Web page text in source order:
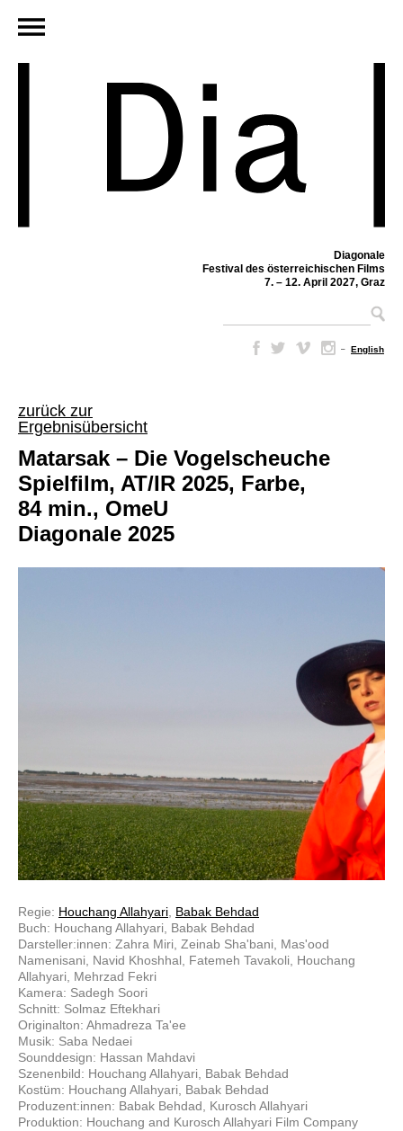
Diagonale
Festival des österreichischen Films
7. – 12. April 2027, Graz
– English
zurück zur
Ergebnisübersicht
Matarsak – Die Vogelscheuche
Spielfilm, AT/IR 2025, Farbe,
84 min., OmeU
Diagonale 2025
Regie: Houchang Allahyari Babak Behdad
Buch: Houchang Allahyari, Babak Behdad
Darsteller:innen: Zahra Miri, Zeinab Sha'bani, Mas'ood
Namenisani, Navid Khoshhal, Fatemeh Tavakoli, Houchang
Allahyari, Mehrzad Fekri
Kamera: Sadegh Soori
Schnitt: Solmaz Eftekhari
Originalton: Ahmadreza Ta'ee
Musik: Saba Nedaei
Sounddesign: Hassan Mahdavi
Szenenbild: Houchang Allahyari, Babak Behdad
Kostüm: Houchang Allahyari, Babak Behdad
Produzent:innen: Babak Behdad, Kurosch Allahyari
Produktion: Houchang and Kurosch Allahyari Film Company